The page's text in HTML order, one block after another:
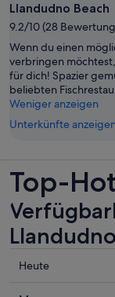
Llandudno Beach
9.2/10 (28
Wenn du einen
verbringen
für dich! Spazier
beliebten
Weniger anzeigen
Unterkünfte
Top-
Prüfe
Heute